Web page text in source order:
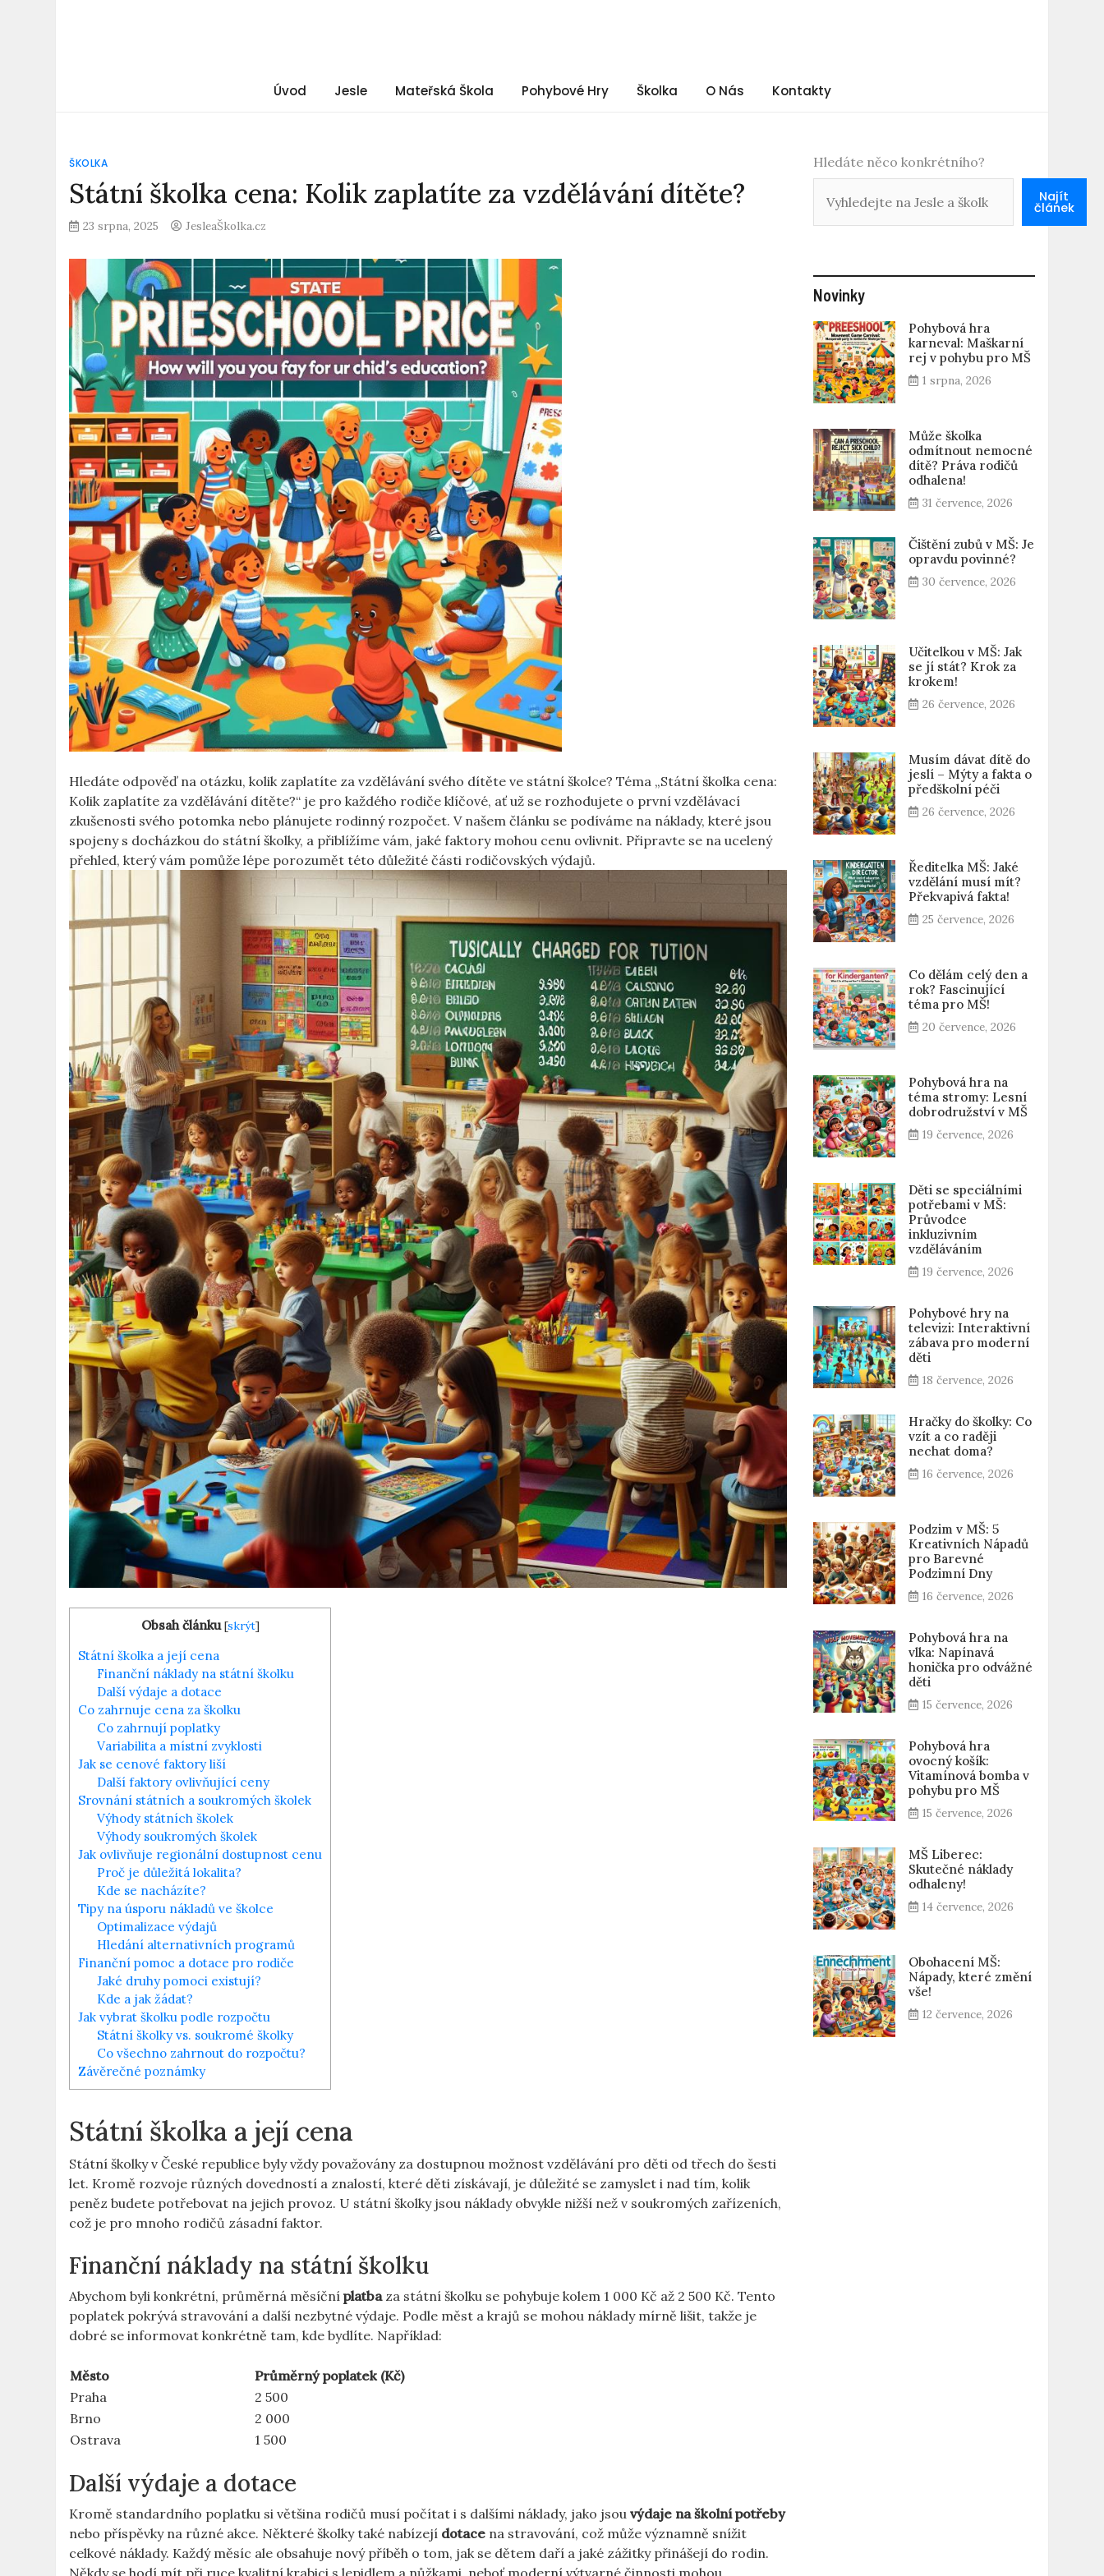
Úvod Jesle Mateřská Škola Pohybové Hry Školka O Nás Kontakty
ŠKOLKA
Státní školka cena: Kolik zaplatíte za vzdělávání dítěte?
23 srpna, 2025 JesleaŠkolka.cz
Hledáte odpověď na otázku, kolik zaplatíte za vzdělávání svého dítěte ve státní školce? Téma „Státní školka cena:
Kolik zaplatíte za vzdělávání dítěte?“ je pro každého rodiče klíčové, ať už se rozhodujete o první vzdělávací
zkušenosti svého potomka nebo plánujete rodinný rozpočet. V našem článku se podíváme na náklady, které jsou
spojeny s docházkou do státní školky, a přiblížíme vám, jaké faktory mohou cenu ovlivnit. Připravte se na ucelený
přehled, který vám pomůže lépe porozumět této důležité části rodičovských výdajů.
Obsah článku [skrýt]
Státní školka a její cena
Finanční náklady na státní školku
Další výdaje a dotace
Co zahrnuje cena za školku
Co zahrnují poplatky
Variabilita a místní zvyklosti
Jak se cenové faktory liší
Další faktory ovlivňující ceny
Srovnání státních a soukromých školek
Výhody státních školek
Výhody soukromých školek
Jak ovlivňuje regionální dostupnost cenu
Proč je důležitá lokalita?
Kde se nacházíte?
Tipy na úsporu nákladů ve školce
Optimalizace výdajů
Hledání alternativních programů
Finanční pomoc a dotace pro rodiče
Jaké druhy pomoci existují?
Kde a jak žádat?
Jak vybrat školku podle rozpočtu
Státní školky vs. soukromé školky
Co všechno zahrnout do rozpočtu?
Závěrečné poznámky
Státní školka a její cena
Státní školky v České republice byly vždy považovány za dostupnou možnost vzdělávání pro děti od třech do šesti
let. Kromě rozvoje různých dovedností a znalostí, které děti získávají, je důležité se zamyslet i nad tím, kolik
peněz budete potřebovat na jejich provoz. U státní školky jsou náklady obvykle nižší než v soukromých zařízeních,
což je pro mnoho rodičů zásadní faktor.
Finanční náklady na státní školku
Abychom byli konkrétní, průměrná měsíčníplatbaza státní školku se pohybuje kolem 1 000 Kč až 2 500 Kč. Tento
poplatek pokrývá stravování a další nezbytné výdaje. Podle měst a krajů se mohou náklady mírně lišit, takže je
dobré se informovat konkrétně tam, kde bydlíte. Například:
Město
Průměrný poplatek (Kč)
Praha
2 500
Brno
2 000
Ostrava
1 500
Další výdaje a dotace
Kromě standardního poplatku si většina rodičů musí počítat i s dalšími náklady, jako jsouvýdaje na školní potřeby
nebo příspěvky na různé akce. Některé školky také nabízejí dotace na stravování, což může významně snížit
celkové náklady. Každý měsíc ale obsahuje nový příběh o tom, jak se dětem daří a jaké zážitky přinášejí do rodin.
Někdy se hodí mít při ruce kvalitní krabici s lepidlem a nůžkami, neboť moderní výtvarné činnosti mohou
Hledáte něco konkrétního?
Najít
článek
Novinky
Pohybová hra
karneval: Maškarní
rej v pohybu pro MŠ
1 srpna, 2026
Může školka
odmítnout nemocné
dítě? Práva rodičů
odhalena!
31 července, 2026
Čištění zubů v MŠ: Je
opravdu povinné?
30 července, 2026
Učitelkou v MŠ: Jak
se jí stát? Krok za
krokem!
26 července, 2026
Musím dávat dítě do
jeslí – Mýty a fakta o
předškolní péči
26 července, 2026
Ředitelka MŠ: Jaké
vzdělání musí mít?
Překvapivá fakta!
25 července, 2026
Co dělám celý den a
rok? Fascinující
téma pro MŠ!
20 července, 2026
Pohybová hra na
téma stromy: Lesní
dobrodružství v MŠ
19 července, 2026
Děti se speciálními
potřebami v MŠ:
Průvodce
inkluzivním
vzděláváním
19 července, 2026
Pohybové hry na
televizi: Interaktivní
zábava pro moderní
děti
18 července, 2026
Hračky do školky: Co
vzít a co raději
nechat doma?
16 července, 2026
Podzim v MŠ: 5
Kreativních Nápadů
pro Barevné
Podzimní Dny
16 července, 2026
Pohybová hra na
vlka: Napínavá
honička pro odvážné
děti
15 července, 2026
Pohybová hra
ovocný košík:
Vitamínová bomba v
pohybu pro MŠ
15 července, 2026
MŠ Liberec:
Skutečné náklady
odhaleny!
14 července, 2026
Obohacení MŠ:
Nápady, které změní
vše!
12 července, 2026